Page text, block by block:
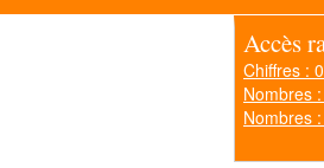
Accès
Chiffres :
Nombres
Nombres